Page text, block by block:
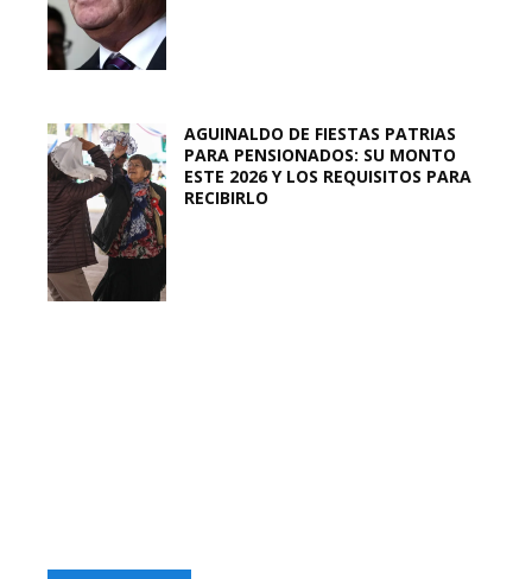
AGUINALDO DE FIESTAS PATRIAS
PARA PENSIONADOS: SU MONTO
ESTE 2026 Y LOS REQUISITOS PARA
RECIBIRLO